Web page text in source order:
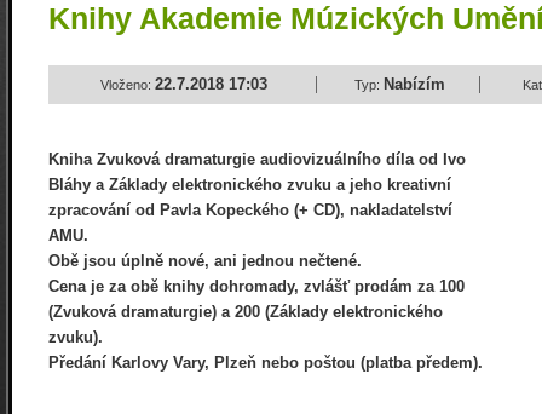
Knihy Akademie Múzických
Vloženo: 22.7.2018 17:03 Typ: Nabízím
Kniha Zvuková dramaturgie audiovizuálního díla od Ivo
Bláhy a Základy elektronického zvuku a jeho kreativní
zpracování od Pavla Kopeckého (+ CD), nakladatelství
AMU.
Obě jsou úplně nové, ani jednou nečtené.
Cena je za obě knihy dohromady, zvlášť prodám za 100
(Zvuková dramaturgie) a 200 (Základy elektronického
zvuku).
Předání Karlovy Vary, Plzeň nebo poštou (platba předem).